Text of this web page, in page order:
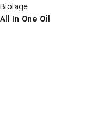
Biolage
All In One Oil